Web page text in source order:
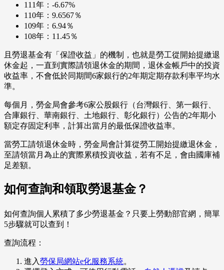
111年：-6.67%
110年：9.6567％
109年：6.94％
108年：11.45％
且勞退基金有「保證收益」的機制，也就是勞工從開始提繳退
休金起，一直到實際請領退休金的期間，退休金帳戶中的投資
收益率，不會低於同期間6家銀行的2年期定期存款利率平均水
準。
每個月，勞金局會參考6家公股銀行（台灣銀行、第一銀行、
合庫銀行、華南銀行、土地銀行、彰化銀行）公告的2年期小
額定存固定利率，計算出當月的最低保證收益率。
當勞工請領退休金時，勞金局會計算從勞工開始提繳退休金，
至請領當月為止的實際累積投資收益，若有不足，會由國庫補
足差額。
如何查詢和領取勞退基金？
如何查詢個人累積了多少勞退基金？只要上勞動部官網，簡單
5步驟就可以查到！
查詢流程：
進入勞保局網站e化服務系統。